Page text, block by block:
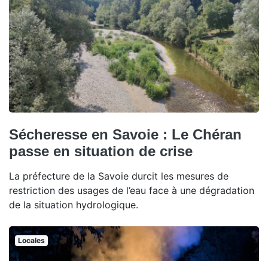
Sécheresse en Savoie : Le Chéran
passe en situation de crise
La préfecture de la Savoie durcit les mesures de
restriction des usages de l’eau face à une dégradation
de la situation hydrologique.
Locales